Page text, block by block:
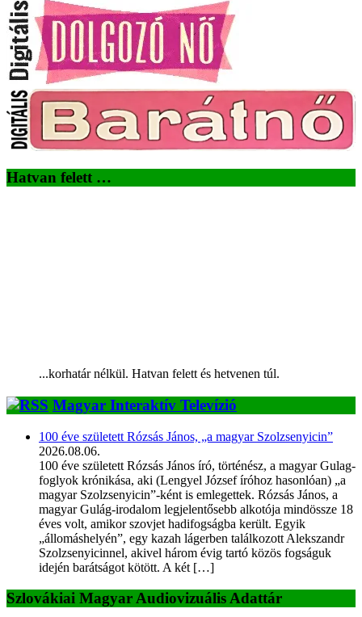
Hatvan felett …
...korhatár nélkül. Hatvan felett és hetvenen túl.
Magyar Interaktív Televízió
100 éve született Rózsás János, „a magyar Szolzsenyicin”
2026.08.06.
100 éve született Rózsás János író, történész, a magyar Gulag-
foglyok krónikása, aki (Lengyel József íróhoz hasonlóan) „a
magyar Szolzsenyicin”-ként is emlegettek. Rózsás János, a
magyar Gulág-irodalom legjelentősebb alkotója mindössze 18
éves volt, amikor szovjet hadifogságba került. Egyik
„állomáshelyén”, egy kazah lágerben találkozott Alekszandr
Szolzsenyicinnel, akivel három évig tartó közös fogságuk
idején barátságot kötött. A két […]
Szlovákiai Magyar Audiovizuális Adattár